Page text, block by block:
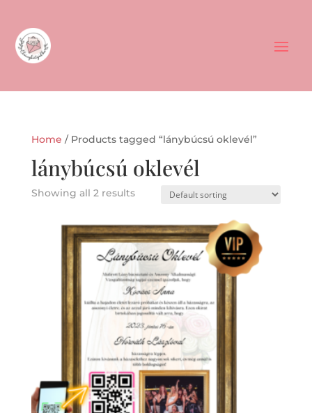
Home / Products tagged “lánybúcsú oklevél”
lánybúcsú oklevél
Showing all 2 results